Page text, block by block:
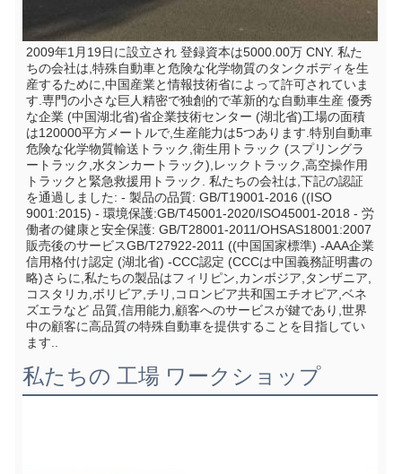
2009年1月19日に設立され 登録資本は5000.00万 CNY. 私た
ちの会社は,特殊自動車と危険な化学物質のタンクボディを生
産するために,中国産業と情報技術省によって許可されていま
す.専門の小さな巨人精密で独創的で革新的な自動車生産 優秀
な企業 (中国湖北省)省企業技術センター (湖北省)工場の面積
は120000平方メートルで,生産能力は5つあります.特別自動車
危険な化学物質輸送トラック,衛生用トラック (スプリングラ
ートラック,水タンカートラック),レックトラック,高空操作用
トラックと緊急救援用トラック. 私たちの会社は,下記の認証
を通過しました: - 製品の品質: GB/T19001-2016 ((ISO
9001:2015) - 環境保護:GB/T45001-2020/ISO45001-2018 - 労
働者の健康と安全保護: GB/T28001-2011/OHSAS18001:2007
販売後のサービスGB/T27922-2011 ((中国国家標準) -AAA企業
信用格付け認定 (湖北省) -CCC認定 (CCCは中国義務証明書の
略)さらに,私たちの製品はフィリピン,カンボジア,タンザニア,
コスタリカ,ボリビア,チリ,コロンビア共和国エチオピア,ベネ
ズエラなど 品質,信用能力,顧客へのサービスが鍵であり,世界
中の顧客に高品質の特殊自動車を提供することを目指してい
ます..
私たちの 工場 ワークショップ